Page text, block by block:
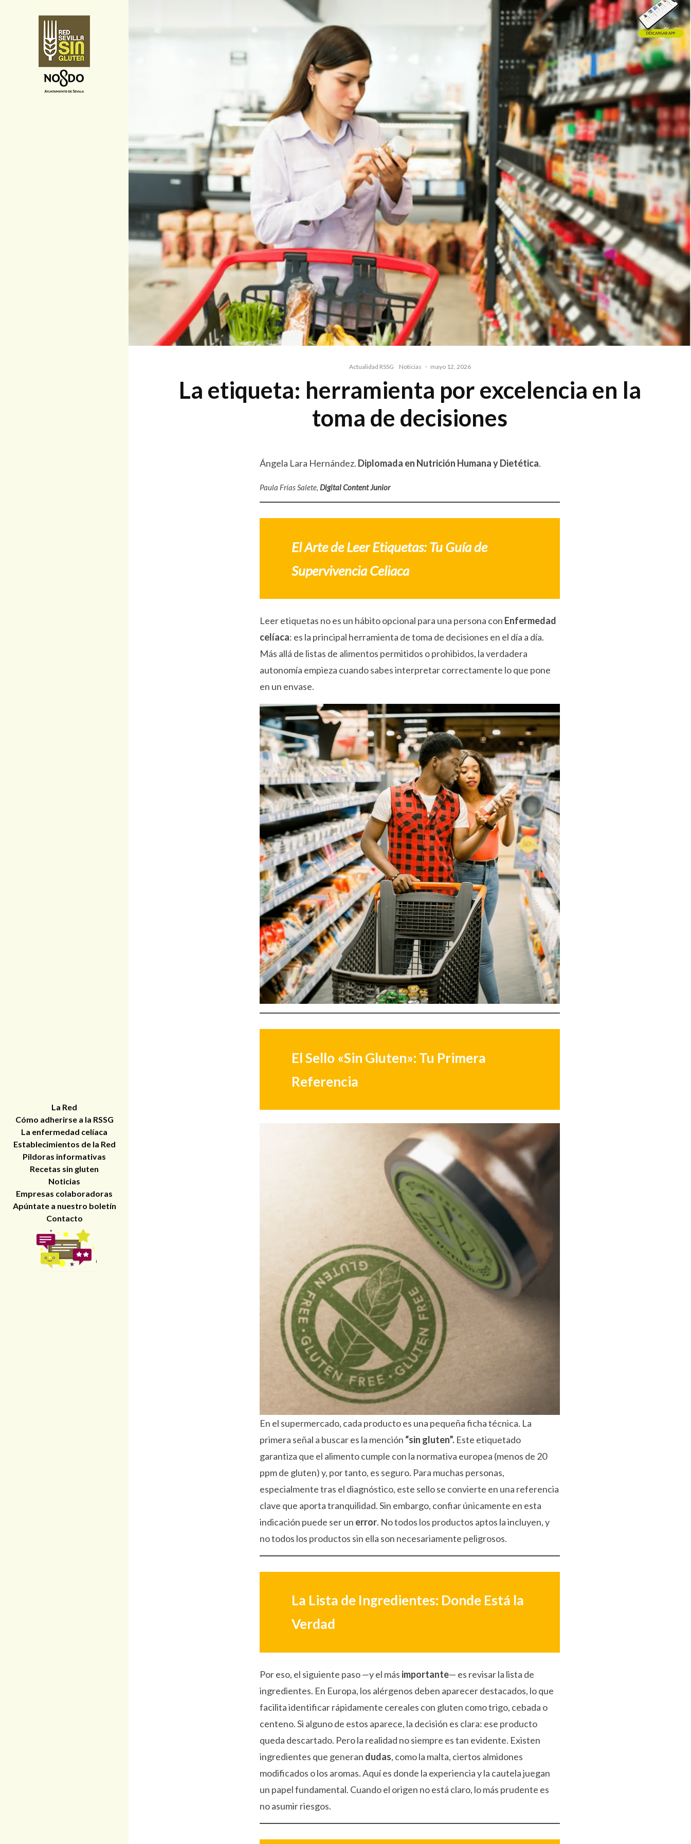
Actualidad RSSG Noticias · mayo 12, 2026
La etiqueta: herramienta por excelencia en la
toma de decisiones
Ángela Lara Hernández. Diplomada en Nutrición Humana y Dietética.
Paula Frías Salete,Digital Content Junior
El Arte de Leer Etiquetas: Tu Guía de
Supervivencia Celiaca
Leer etiquetas no es un hábito opcional para una persona con Enfermedad
celíaca: es la principal herramienta de toma de decisiones en el día a día.
Más allá de listas de alimentos permitidos o prohibidos, la verdadera
autonomía empieza cuando sabes interpretar correctamente lo que pone
en un envase.
El Sello «Sin Gluten»: Tu Primera
Referencia
En el supermercado, cada producto es una pequeña ficha técnica. La
primera señal a buscar es la mención “sin gluten”. Este etiquetado
garantiza que el alimento cumple con la normativa europea (menos de 20
ppm de gluten) y, por tanto, es seguro. Para muchas personas,
especialmente tras el diagnóstico, este sello se convierte en una referencia
clave que aporta tranquilidad. Sin embargo, confiar únicamente en esta
indicación puede ser un error. No todos los productos aptos la incluyen, y
no todos los productos sin ella son necesariamente peligrosos.
La Lista de Ingredientes: Donde Está la
Verdad
Por eso, el siguiente paso —y el más importante— es revisar la lista de
ingredientes. En Europa, los alérgenos deben aparecer destacados, lo que
facilita identificar rápidamente cereales con gluten como trigo, cebada o
centeno. Si alguno de estos aparece, la decisión es clara: ese producto
queda descartado. Pero la realidad no siempre es tan evidente. Existen
ingredientes que generan dudas, como la malta, ciertos almidones
modificados o los aromas. Aquí es donde la experiencia y la cautela juegan
un papel fundamental. Cuando el origen no está claro, lo más prudente es
no asumir riesgos.
La Red
Cómo adherirse a la RSSG
La enfermedad celíaca
Establecimientos de la Red
Pildoras informativas
Recetas sin gluten
Noticias
Empresas colaboradoras
Apúntate a nuestro boletín
Contacto